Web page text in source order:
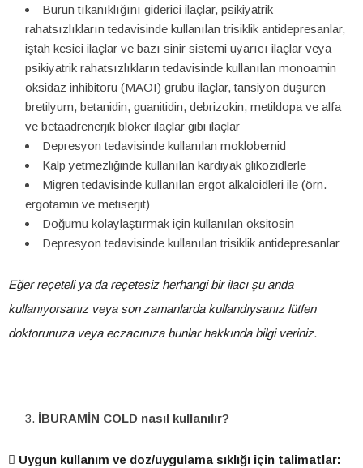
Burun tıkanıklığını giderici ilaçlar, psikiyatrik
rahatsızlıkların tedavisinde kullanılan trisiklik antidepresanlar,
iştah kesici ilaçlar ve bazı sinir sistemi uyarıcı ilaçlar veya
psikiyatrik rahatsızlıkların tedavisinde kullanılan monoamin
oksidaz inhibitörü (MAOI) grubu ilaçlar, tansiyon düşüren
bretilyum, betanidin, guanitidin, debrizokin, metildopa ve alfa
ve betaadrenerjik bloker ilaçlar gibi ilaçlar
Depresyon tedavisinde kullanılan moklobemid
Kalp yetmezliğinde kullanılan kardiyak glikozidlerle
Migren tedavisinde kullanılan ergot alkaloidleri ile (örn.
ergotamin ve metiserjit)
Doğumu kolaylaştırmak için kullanılan oksitosin
Depresyon tedavisinde kullanılan trisiklik antidepresanlar
Eğer reçeteli ya da reçetesiz herhangi bir ilacı şu anda
kullanıyorsanız veya son zamanlarda kullandıysanız lütfen
doktorunuza veya eczacınıza bunlar hakkında bilgi veriniz.
İBURAMİN COLD nasıl kullanılır?
 Uygun kullanım ve doz/uygulama sıklığı için talimatlar: